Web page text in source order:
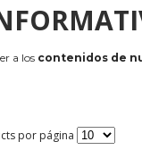
a los contenidos de
por página